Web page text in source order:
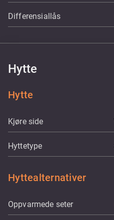
Differensiallås
Hytte
Hytte
Kjøre side
Hyttetype
Hyttealternativer
Oppvarmede seter